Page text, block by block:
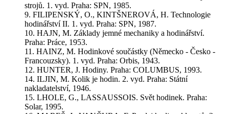
strojů. 1. vyd. Praha: SPN, 1985.
9. FILIPENSKÝ, O., KINTŠNEROVÁ, H. Technologie
hodinářství II. 1. vyd. Praha: SPN, 1987.
10. HAJN, M. Základy jemné mechaniky a hodinářství.
Praha: Práce, 1953.
11. HAINZ, M. Hodinkové součástky (Německo - Česko -
Francouzsky). 1. vyd. Praha: Orbis, 1943.
12. HUNTER, J. Hodiny. Praha: COLUMBUS, 1993.
14. ILJIN, M. Kolik je hodin. 2. vyd. Praha: Státní
nakladatelství, 1946.
15. LHOLE, G., LASSAUSSOIS. Svět hodinek. Praha:
Solar, 1995.